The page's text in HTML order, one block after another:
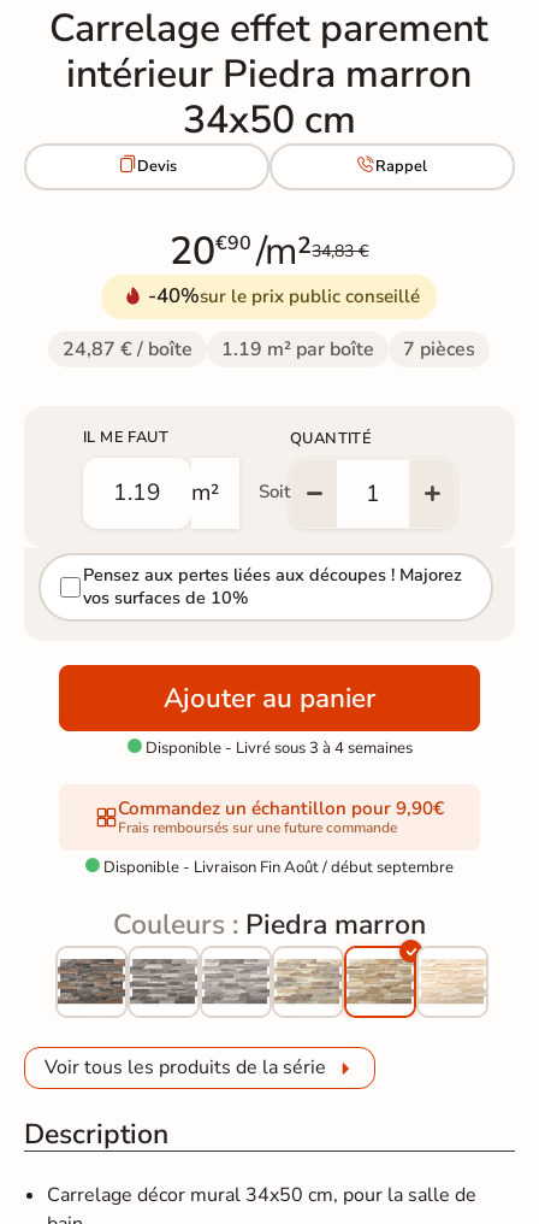
Carrelage effet parement
intérieur Piedra marron
34x50 cm
Devis Rappel
20€90 /m²34,83 €
-40%sur le prix public conseillé
24,87 € / boîte 1.19 m² par boîte 7 pièces
IL ME FAUT
m² Soit
QUANTITÉ
Pensez aux pertes liées aux découpes ! Majorez
vos surfaces de 10%
Ajouter au panier
Disponible - Livré sous 3 à 4 semaines
Commandez un échantillon pour 9,90€
Frais remboursés sur une future commande
 Disponible - Livraison Fin Août / début septembre
Couleurs : Piedra marron
Voir tous les produits de la série
Description
Carrelage décor mural 34x50 cm, pour la salle de